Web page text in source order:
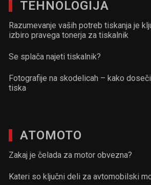
TEHNOLOGIJA
Razumevanje vaših potreb tiskanja je
izbiro pravega tonerja za tiskalnik
Se splača najeti tiskalnik?
Fotografije na skodelicah – kako
tiska
ATOMOTO
Zakaj je čelada za motor obvezna?
Kateri so ključni deli za avtomobilski